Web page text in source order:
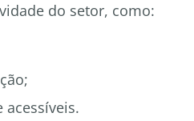
do setor, como:
acessíveis.